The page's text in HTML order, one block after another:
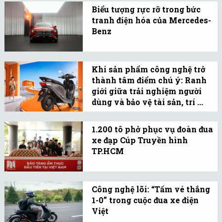
sang giai đoạn phát triển
mới với định vị
Biểu tượng rực rỡ trong bức
tranh điện hóa của Mercedes-
Benz
bàn giao tới khách hàng
trong đầu Quý I/2027 với
mức giá khuyến nghị dự
kiến dưới 1,7 tỷ đồng.
Khi sản phẩm công nghệ trở
thành tâm điểm chú ý: Ranh
giới giữa trải nghiệm người
dùng và bảo vệ tài sản, trí ...
Theo giới chuyên môn,
chính yếu tố công nghệ
là lý do khiến ERA nhận
được nhiều sự quan tâm
từ thị trường.
1.200 tô phở phục vụ đoàn đua
xe đạp Cúp Truyền hình
TP.HCM
đạp toàn quốc tranh Cúp
Truyền hình TP.HCM còn
trở thành không gian lan
Công nghệ lõi: “Tấm vé thắng
1-0” trong cuộc đua xe điện
Việt